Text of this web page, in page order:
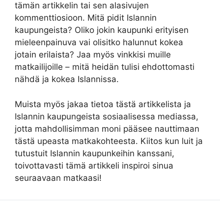
tämän artikkelin tai sen alasivujen
kommenttiosioon. Mitä pidit Islannin
kaupungeista? Oliko jokin kaupunki erityisen
mieleenpainuva vai olisitko halunnut kokea
jotain erilaista? Jaa myös vinkkisi muille
matkailijoille – mitä heidän tulisi ehdottomasti
nähdä ja kokea Islannissa.
Muista myös jakaa tietoa tästä artikkelista ja
Islannin kaupungeista sosiaalisessa mediassa,
jotta mahdollisimman moni pääsee nauttimaan
tästä upeasta matkakohteesta. Kiitos kun luit ja
tutustuit Islannin kaupunkeihin kanssani,
toivottavasti tämä artikkeli inspiroi sinua
seuraavaan matkaasi!